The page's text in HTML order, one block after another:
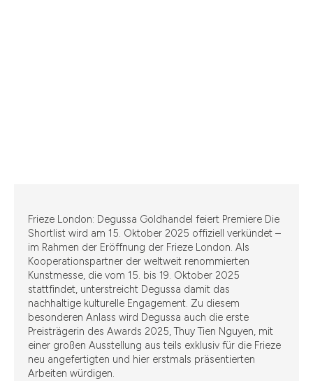
Frieze London: Degussa Goldhandel feiert Premiere Die
Shortlist wird am 15. Oktober 2025 offiziell verkündet –
im Rahmen der Eröffnung der Frieze London. Als
Kooperationspartner der weltweit renommierten
Kunstmesse, die vom 15. bis 19. Oktober 2025
stattfindet, unterstreicht Degussa damit das
nachhaltige kulturelle Engagement. Zu diesem
besonderen Anlass wird Degussa auch die erste
Preisträgerin des Awards 2025, Thuy Tien Nguyen, mit
einer großen Ausstellung aus teils exklusiv für die Frieze
neu angefertigten und hier erstmals präsentierten
Arbeiten würdigen.